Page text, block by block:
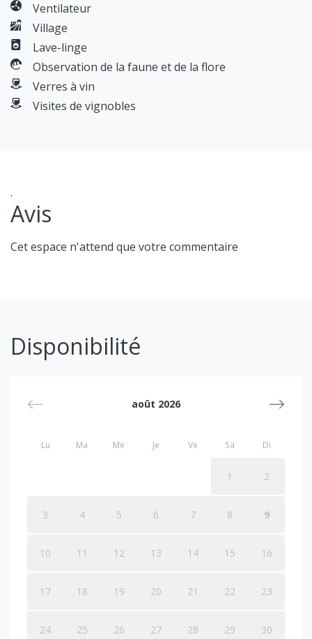
Ventilateur
Village
Lave-linge
Observation de la faune et de la flore
Verres à vin
Visites de vignobles
.
Avis
Cet espace n'attend que votre commentaire
Disponibilité
août 2026
Lu Ma Me Je Ve Sa Di
1 2
3 4 5 6 7 8 9
10 11 12 13 14 15 16
17 18 19 20 21 22 23
24 25 26 27 28 29 30